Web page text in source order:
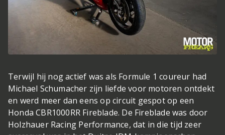
Terwijl hij nog actief was als Formule 1 coureur had
Michael Schumacher zijn liefde voor motoren ontdekt
en werd meer dan eens op circuit gespot op een
Honda CBR1000RR Fireblade. De Fireblade was door
Holzhauer Racing Performance, dat in die tijd zeer